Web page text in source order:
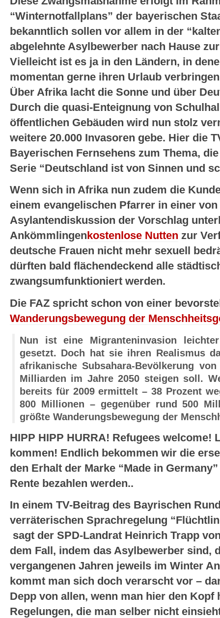
“Winternotfallplans” der bayerischen
bekanntlich sollen vor allem in der
abgelehnte Asylbewerber nach Hause
Vielleicht ist es ja in den Ländern, in
momentan gerne ihren Urlaub
Über Afrika lacht die Sonne und über
Durch die quasi-Enteignung von
öffentlichen Gebäuden wird nun stolz
weitere 20.000 Invasoren gebe. Hier die
Bayerischen Fernsehens zum Thema,
Serie “Deutschland ist von Sinnen und
Wenn sich in Afrika nun zudem die
einem evangelischen Pfarrer in einer
Asylantendiskussion der Vorschlag
Ankömmlingen kostenlose Nutten zur
deutsche Frauen nicht mehr sexuell
dürften bald flächendeckend alle
zwangsumfunktioniert werden.
Die FAZ spricht schon von einer
Wanderungsbewegung der
Nun ist eine Migranteninvasion
gesetzt. Doch hat sie ihren Realismus
afrikanische Subsahara-Bevölkerung
Milliarden im Jahre 2050 steigen soll.
bereits für 2009 ermittelt – 38 Prozent
800 Millionen – gegenüber rund 500
größte Wanderungsbewegung der
HIPP HIPP HURRA! Refugees welcome!
kommen! Endlich bekommen wir die
den Erhalt der Marke “Made in
Rente bezahlen werden..
In einem TV-Beitrag des Bayrischen
verräterischen Sprachregelung
sagt der SPD-Landrat Heinrich Trapp
dem Fall, indem das Asylbewerber sind,
vergangenen Jahren jeweils im Winter
kommt man sich doch verarscht vor –
Depp von allen, wenn man hier den
Regelungen, die man selber nicht